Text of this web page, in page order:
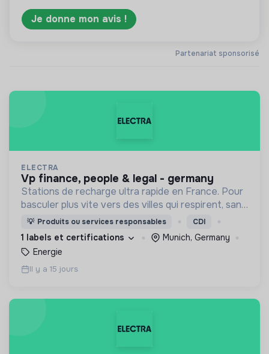
Partenariat sponsorisé
Je donne mon avis !
ELECTRA
vp finance, people & legal - germany
Stations de recharge ultra rapide en France. Pour
basculer plus vite vers des villes qui respirent, sans
CO₂ et sans bruit.
💡 Produits ou services responsables CDI
1 labels et certifications
Munich, Germany
Energie
Il y a 15 jours